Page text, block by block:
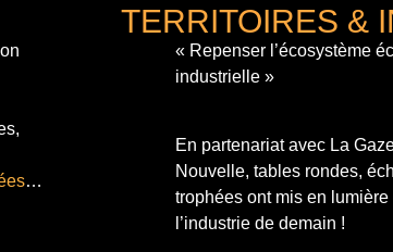
…
TERRITOIRES &
« Repenser l’écosystème
industrielle »
En partenariat avec La
Nouvelle, tables rondes,
trophées ont mis en
l’industrie de demain !